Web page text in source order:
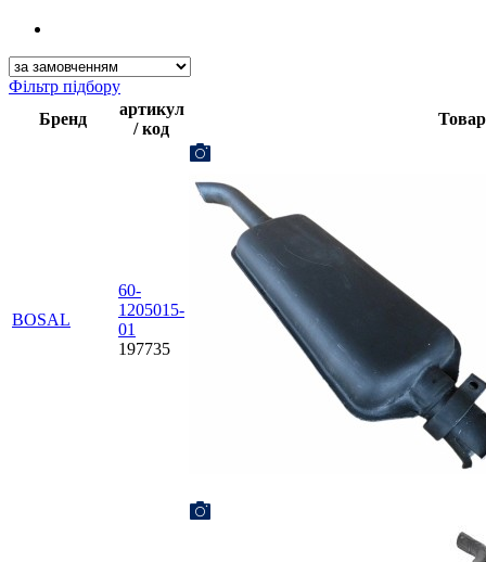
Фільтр підбору
Бренд
артикул
/ код
Товар
BOSAL
60-
1205015-
01
197735